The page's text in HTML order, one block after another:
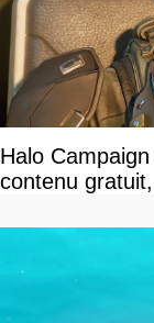
Halo
contenu